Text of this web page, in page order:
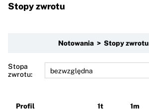
Stopy zwrotu
Notowania > Stopy zwrotu
Stopa
zwrotu:
Profil 1t 1m